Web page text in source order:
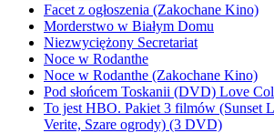
Facet z ogłoszenia (Zakochane Kino)
Morderstwo w Białym Domu
Niezwyciężony Secretariat
Noce w Rodanthe
Noce w Rodanthe (Zakochane Kino)
Pod słońcem Toskanii (DVD) Love
To jest HBO. Pakiet 3 filmów (Sunset
Verite, Szare ogrody) (3 DVD)